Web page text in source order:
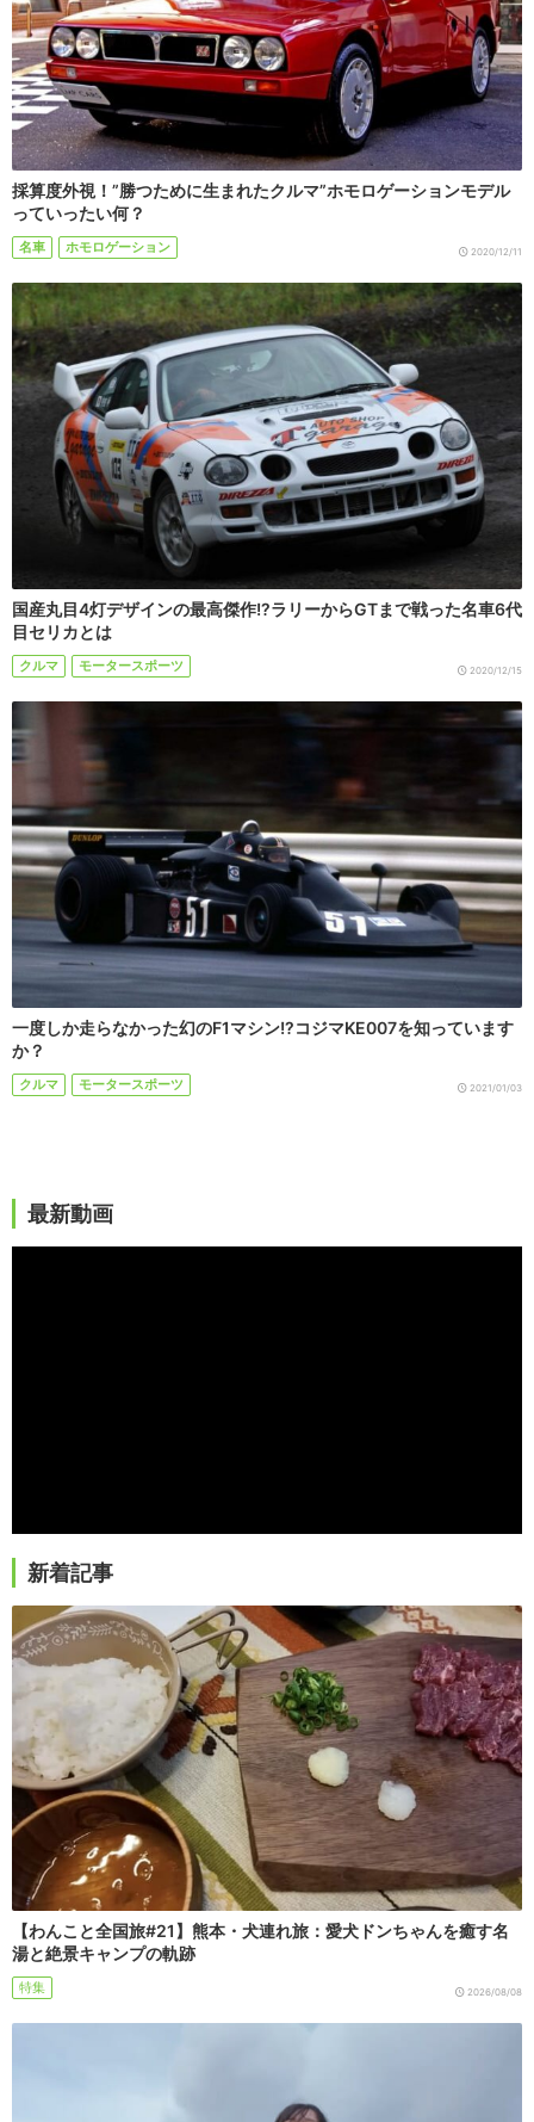
採算度外視！”勝つために生まれたクルマ”ホモロゲーションモデル
っていったい何？
名車 ホモロゲーション 2020/12/11
国産丸目4灯デザインの最高傑作!?ラリーからGTまで戦った名車6代
目セリカとは
クルマ モータースポーツ 2020/12/15
一度しか走らなかった幻のF1マシン!?コジマKE007を知っています
か？
クルマ モータースポーツ 2021/01/03
最新動画
新着記事
【わんこと全国旅#21】熊本・犬連れ旅：愛犬ドンちゃんを癒す名
湯と絶景キャンプの軌跡
特集 2026/08/08